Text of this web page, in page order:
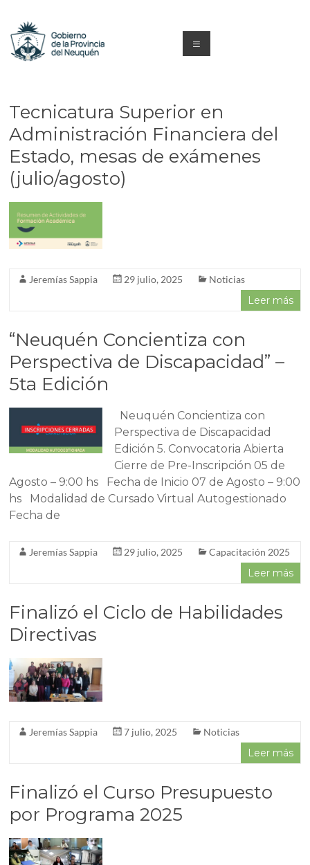
contenido
y
Formación
Neuquén
Menú
Tecnicatura Superior en
Administración Financiera del
Estado, mesas de exámenes
(julio/agosto)
Jeremías Sappia 29 julio, 2025 Noticias
Leer más
“Neuquén Concientiza con
Perspectiva de Discapacidad” –
5ta Edición
Neuquén Concientiza con
Perspectiva de Discapacidad
Edición 5. Convocatoria Abierta
Cierre de Pre-Inscripción 05 de
Agosto – 9:00 hs Fecha de Inicio 07 de Agosto – 9:00
hs Modalidad de Cursado Virtual Autogestionado
Fecha de
Jeremías Sappia 29 julio, 2025 Capacitación 2025
Leer más
Finalizó el Ciclo de Habilidades
Directivas
Jeremías Sappia 7 julio, 2025 Noticias
Leer más
Finalizó el Curso Presupuesto
por Programa 2025